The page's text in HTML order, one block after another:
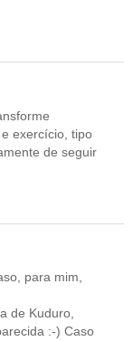
exercício, tipo
de seguir
para mim,
de Kuduro,
:-) Caso